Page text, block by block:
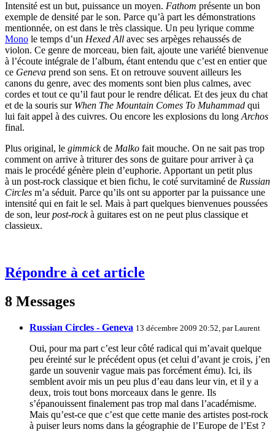
Intensité est un but, puissance un moyen. Fathom présente un bon
exemple de densité par le son. Parce qu’à part les démonstrations
mentionnée, on est dans le très classique. Un peu lyrique comme
Mono le temps d’un Hexed All avec ses arpèges rehaussés de
violon. Ce genre de morceau, bien fait, ajoute une variété bienvenue
à l’écoute intégrale de l’album, étant entendu que c’est en entier que
ce Geneva prend son sens. Et on retrouve souvent ailleurs les
canons du genre, avec des moments sont bien plus calmes, avec
cordes et tout ce qu’il faut pour le rendre délicat. Et des jeux du chat
et de la souris sur When The Mountain Comes To Muhammad qui
lui fait appel à des cuivres. Ou encore les explosions du long Archos
final.
Plus original, le gimmickde Malko fait mouche. On ne sait pas trop
comment on arrive à triturer des sons de guitare pour arriver à ça
mais le procédé génère plein d’euphorie. Apportant un petit plus
à un post-rock classique et bien fichu, le coté survitaminé de Russian
Circles m’a séduit. Parce qu’ils ont su apporter par la puissance une
intensité qui en fait le sel. Mais à part quelques bienvenues poussées
de son, leurpost-rockà guitares est on ne peut plus classique et
classieux.
Répondre à cet article
8 Messages
Russian Circles - Geneva 13 décembre 2009 20:52, parLaurent
Oui, pour ma part c’est leur côté radical qui m’avait quelque
peu éreinté sur le précédent opus (et celui d’avant je crois, j’en
garde un souvenir vague mais pas forcément ému). Ici, ils
semblent avoir mis un peu plus d’eau dans leur vin, et il y a
deux, trois tout bons morceaux dans le genre. Ils
s’épanouissent finalement pas trop mal dans l’académisme.
Mais qu’est-ce que c’est que cette manie des artistes post-rock
à puiser leurs noms dans la géographie de l’Europe de l’Est ?